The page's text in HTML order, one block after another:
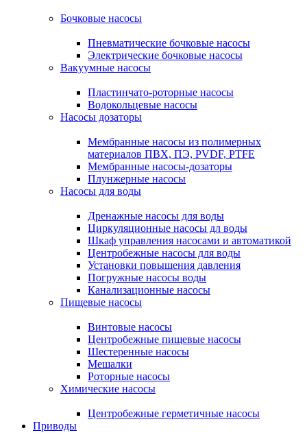
Бочковые насосы
Пневматические бочковые насосы
Электрические бочковые насосы
Вакуумные насосы
Пластинчато-роторные насосы
Водокольцевые насосы
Насосы дозаторы
Мембранные насосы из полимерных
материалов ПВХ, ПЭ, PVDF, PTFE
Мембранные насосы-дозаторы
Плунжерные насосы
Насосы для воды
Дренажные насосы для воды
Циркуляционные насосы дл воды
Шкаф управления насосами и автоматикой
Центробежные насосы для воды
Установки повышения давления
Погружные насосы воды
Канализационные насосы
Пищевые насосы
Винтовые насосы
Центробежные пищевые насосы
Шестеренные насосы
Мешалки
Роторные насосы
Химические насосы
Центробежные герметичные насосы
Приводы